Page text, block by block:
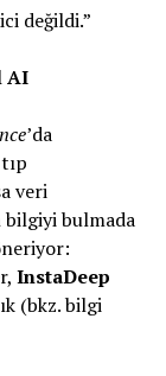
değildi.”
AI
’da
veri
bilgiyi bulmada
InstaDeep
(bkz. bilgi